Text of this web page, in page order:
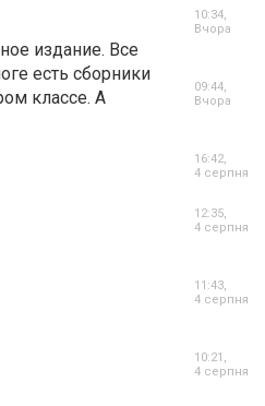
издание. Все
есть сборники
классе. А
10:34,
Вчора
09:44,
Вчора
16:42,
4 серпня
12:35,
4 серпня
11:43,
4 серпня
10:21,
4 серпня